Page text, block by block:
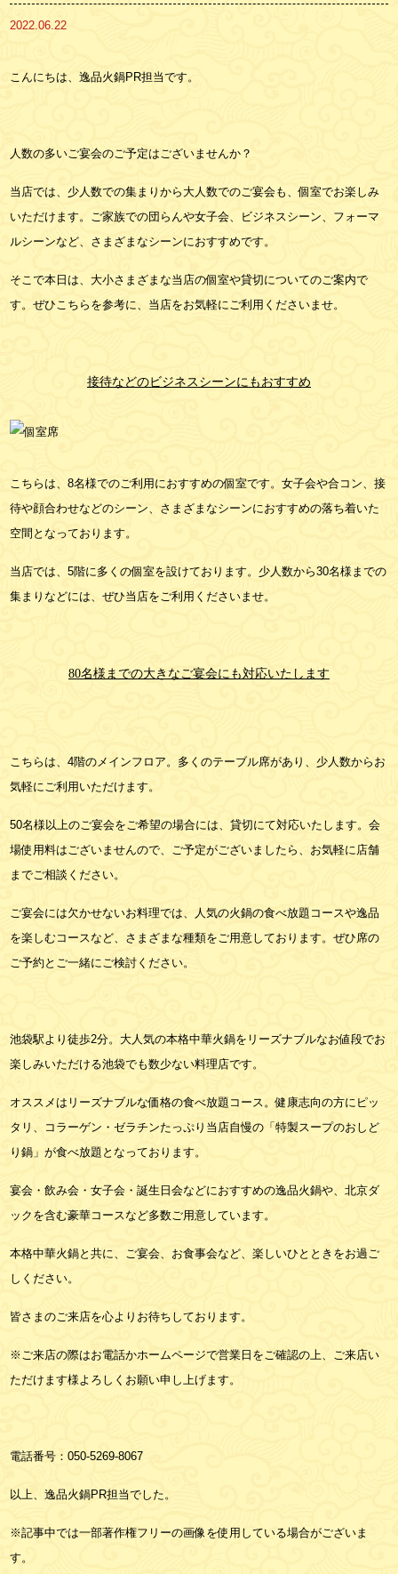
2022.06.22
こんにちは、逸品火鍋PR担当です。
人数の多いご宴会のご予定はございませんか？
当店では、少人数での集まりから大人数でのご宴会も、個室でお楽しみ
いただけます。ご家族での団らんや女子会、ビジネスシーン、フォーマ
ルシーンなど、さまざまなシーンにおすすめです。
そこで本日は、大小さまざまな当店の個室や貸切についてのご案内で
す。ぜひこちらを参考に、当店をお気軽にご利用くださいませ。
接待などのビジネスシーンにもおすすめ
こちらは、8名様でのご利用におすすめの個室です。女子会や合コン、接
待や顔合わせなどのシーン、さまざまなシーンにおすすめの落ち着いた
空間となっております。
当店では、5階に多くの個室を設けております。少人数から30名様までの
集まりなどには、ぜひ当店をご利用くださいませ。
80名様までの大きなご宴会にも対応いたします
こちらは、4階のメインフロア。多くのテーブル席があり、少人数からお
気軽にご利用いただけます。
50名様以上のご宴会をご希望の場合には、貸切にて対応いたします。会
場使用料はございませんので、ご予定がございましたら、お気軽に店舗
までご相談ください。
ご宴会には欠かせないお料理では、人気の火鍋の食べ放題コースや逸品
を楽しむコースなど、さまざまな種類をご用意しております。ぜひ席の
ご予約とご一緒にご検討ください。
池袋駅より徒歩2分。大人気の本格中華火鍋をリーズナブルなお値段でお
楽しみいただける池袋でも数少ない料理店です。
オススメはリーズナブルな価格の食べ放題コース。健康志向の方にピッ
タリ、コラーゲン・ゼラチンたっぷり当店自慢の「特製スープのおしど
り鍋」が食べ放題となっております。
宴会・飲み会・女子会・誕生日会などにおすすめの逸品火鍋や、北京ダ
ックを含む豪華コースなど多数ご用意しています。
本格中華火鍋と共に、ご宴会、お食事会など、楽しいひとときをお過ご
しください。
皆さまのご来店を心よりお待ちしております。
※ご来店の際はお電話かホームページで営業日をご確認の上、ご来店い
ただけます様よろしくお願い申し上げます。
電話番号：050-5269-8067
以上、逸品火鍋PR担当でした。
※記事中では一部著作権フリーの画像を使用している場合がございま
す。